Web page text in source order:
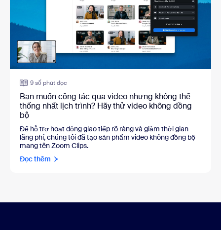
9 số phút đọc
Bạn muốn cộng tác qua video nhưng không thể
thống nhất lịch trình? Hãy thử video không đồng
bộ
Để hỗ trợ hoạt động giao tiếp rõ ràng và giảm thời gian
lãng phí, chúng tôi đã tạo sản phẩm video không đồng bộ
mang tên Zoom Clips.
Đọc thêm